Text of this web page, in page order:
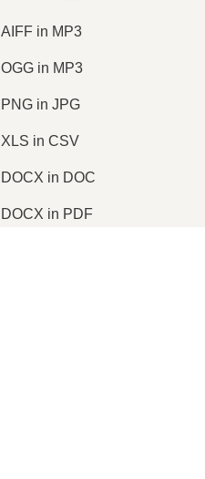
AIFF in MP3
OGG in MP3
PNG in JPG
XLS in CSV
DOCX in DOC
DOCX in PDF